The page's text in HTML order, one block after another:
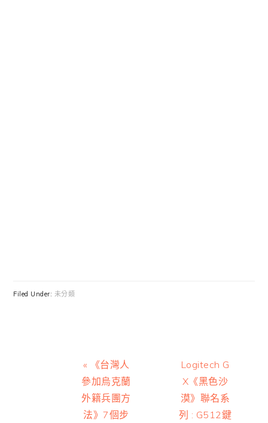
Filed Under: 未分類
Previous
Post:
« 《台灣人
參加烏克蘭
外籍兵團方
法》7個步
Next
Post:
Logitech G
X《黑色沙
漠》聯名系
列 : G512鍵